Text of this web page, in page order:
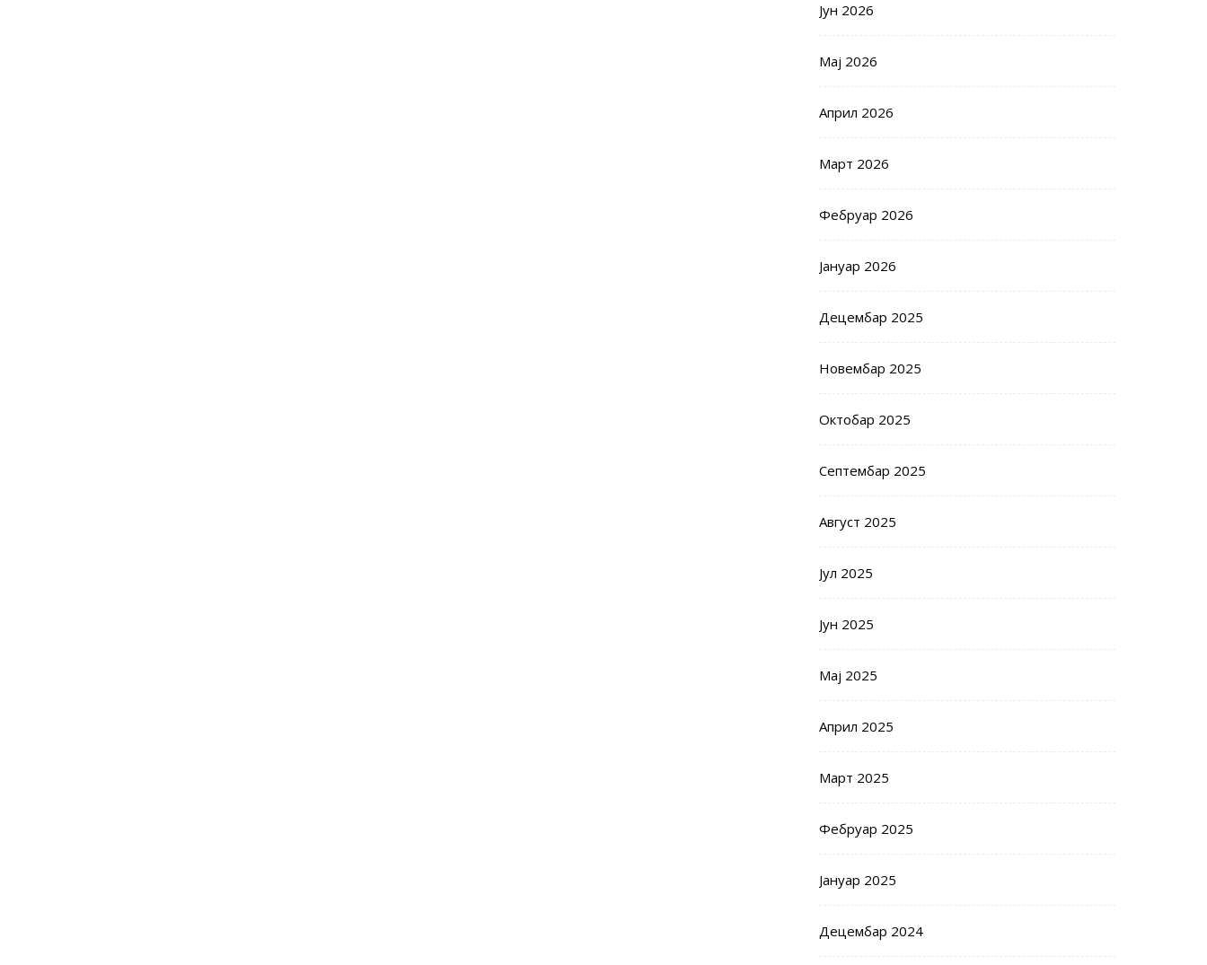
Јун 2026
Мај 2026
Април 2026
Март 2026
Фебруар 2026
Јануар 2026
Децембар 2025
Новембар 2025
Октобар 2025
Септембар 2025
Август 2025
Јул 2025
Јун 2025
Мај 2025
Април 2025
Март 2025
Фебруар 2025
Јануар 2025
Децембар 2024